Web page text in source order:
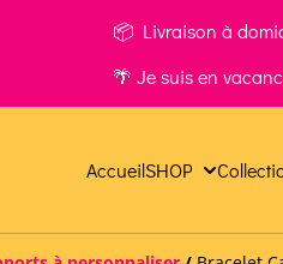
📦 Livraison à
🌴 Je suis en
AccueilSHOP